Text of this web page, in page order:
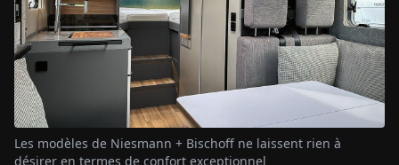
Les modèles de Niesmann + Bischoff ne laissent rien à
désirer en termes de confort exceptionnel